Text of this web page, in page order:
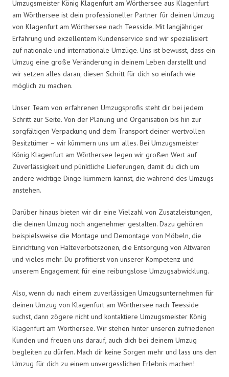
Umzugsmeister König Klagenfurt am Wörthersee aus Klagenfurt
am Wörthersee ist dein professioneller Partner für deinen Umzug
von Klagenfurt am Wörthersee nach Teesside. Mit langjähriger
Erfahrung und exzellentem Kundenservice sind wir spezialisiert
auf nationale und internationale Umzüge. Uns ist bewusst, dass ein
Umzug eine große Veränderung in deinem Leben darstellt und
wir setzen alles daran, diesen Schritt für dich so einfach wie
möglich zu machen.
Unser Team von erfahrenen Umzugsprofis steht dir bei jedem
Schritt zur Seite. Von der Planung und Organisation bis hin zur
sorgfältigen Verpackung und dem Transport deiner wertvollen
Besitztümer – wir kümmern uns um alles. Bei Umzugsmeister
König Klagenfurt am Wörthersee legen wir großen Wert auf
Zuverlässigkeit und pünktliche Lieferungen, damit du dich um
andere wichtige Dinge kümmern kannst, die während des Umzugs
anstehen.
Darüber hinaus bieten wir dir eine Vielzahl von Zusatzleistungen,
die deinen Umzug noch angenehmer gestalten. Dazu gehören
beispielsweise die Montage und Demontage von Möbeln, die
Einrichtung von Halteverbotszonen, die Entsorgung von Altwaren
und vieles mehr. Du profitierst von unserer Kompetenz und
unserem Engagement für eine reibungslose Umzugsabwicklung.
Also, wenn du nach einem zuverlässigen Umzugsunternehmen für
deinen Umzug von Klagenfurt am Wörthersee nach Teesside
suchst, dann zögere nicht und kontaktiere Umzugsmeister König
Klagenfurt am Wörthersee. Wir stehen hinter unseren zufriedenen
Kunden und freuen uns darauf, auch dich bei deinem Umzug
begleiten zu dürfen. Mach dir keine Sorgen mehr und lass uns den
Umzug für dich zu einem unvergesslichen Erlebnis machen!